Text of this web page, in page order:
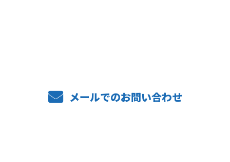
メールでのお問い合わせ